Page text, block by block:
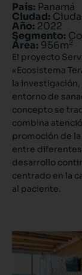
País: Panamá
Ciudad:
Año: 2022
Segmento:
Área: 956m2
El proyecto
«Ecosistema
la
entorno de
concepto se
combina
promoción de
entre
desarrollo
centrado en la
al paciente.